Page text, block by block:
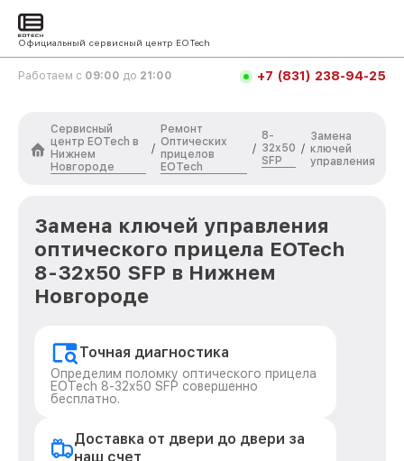
Официальный сервисный центр EOTech
Работаем с 09:00 до 21:00 +7 (831) 238-94-25
Сервисный
центр EOTech в
Нижнем
Новгороде
/
Ремонт
Оптических
прицелов
EOTech
/
8-
32x50
SFP
/
Замена
ключей
управления
Замена ключей управления
оптического прицела EOTech
8-32x50 SFP в Нижнем
Новгороде
Точная диагностика
Определим поломку оптического прицела
EOTech 8-32x50 SFP совершенно
бесплатно.
Доставка от двери до двери за
наш счет